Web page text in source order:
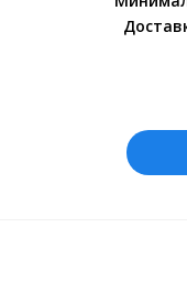
Более
сайте